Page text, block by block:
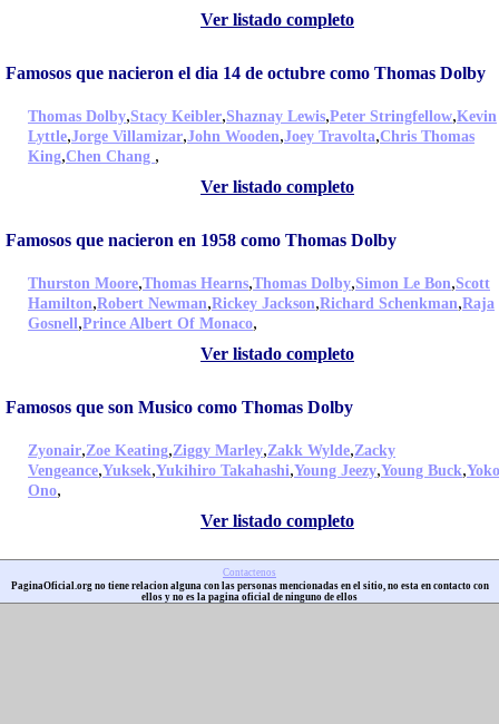
Ver listado completo
Famosos que nacieron el dia 14 de octubre como Thomas Dolby
Thomas Dolby,Stacy Keibler,Shaznay Lewis,Peter Stringfellow,Kevin
Lyttle,Jorge Villamizar,John Wooden,Joey Travolta,Chris Thomas
King,Chen Chang ,
Ver listado completo
Famosos que nacieron en 1958 como Thomas Dolby
Thurston Moore,Thomas Hearns,Thomas Dolby,Simon Le Bon,Scott
Hamilton,Robert Newman,Rickey Jackson,Richard Schenkman,Raja
Gosnell,Prince Albert Of Monaco,
Ver listado completo
Famosos que son Musico como Thomas Dolby
Zyonair,Zoe Keating,Ziggy Marley,Zakk Wylde,Zacky
Vengeance,Yuksek,Yukihiro Takahashi,Young Jeezy,Young Buck,Yoko
Ono,
Ver listado completo
Contactenos
PaginaOficial.org no tiene relacion alguna con las personas mencionadas en el sitio, no esta en contacto con
ellos y no es la pagina oficial de ninguno de ellos